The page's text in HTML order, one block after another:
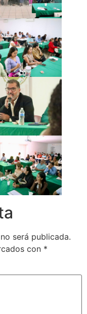
será publicada.
con *